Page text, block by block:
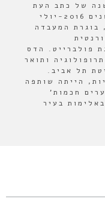
של כתב העת
והפודקסט "אורבנולוגיה" בין השנים 2016-יולי
בוגרת המעבדה
פולברייט. הדס
ותואר
תל אביב.
הייתה שותפה
חכמות'
בעיר